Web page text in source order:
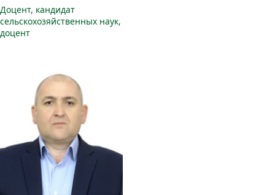
Доцент, кандидат
сельскохозяйственных наук,
доцент